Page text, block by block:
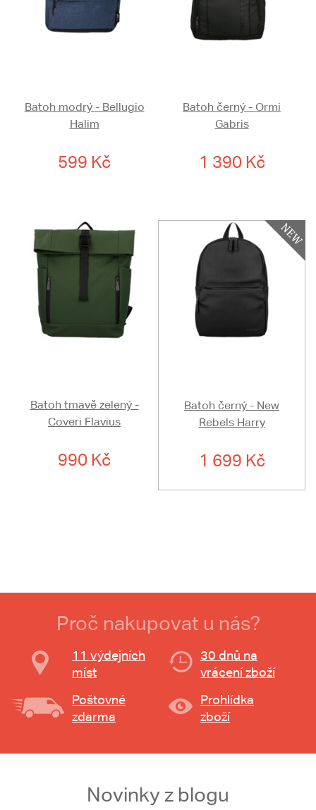
Batoh modrý - Bellugio
Halim
599 Kč
Batoh černý - Ormi
Gabris
1 390 Kč
Batoh tmavě zelený -
Coveri Flavius
990 Kč
Batoh černý - New
Rebels Harry
1 699 Kč
Proč nakupovat u nás?
11 výdejních
míst
30 dnů na
vrácení zboží
Poštovné
zdarma
Prohlídka
zboží
Novinky z blogu